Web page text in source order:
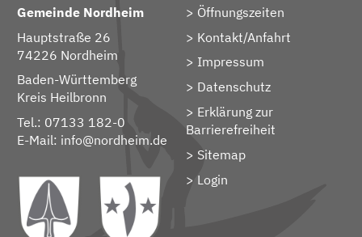
Gemeinde Nordheim
Hauptstraße 26
74226 Nordheim
Baden-Württemberg
Kreis Heilbronn
Tel.: 07133 182-0
E-Mail: info@nordheim.de
Öffnungszeiten
Kontakt/Anfahrt
Impressum
Datenschutz
Erklärung zur
Barrierefreiheit
Sitemap
> Login